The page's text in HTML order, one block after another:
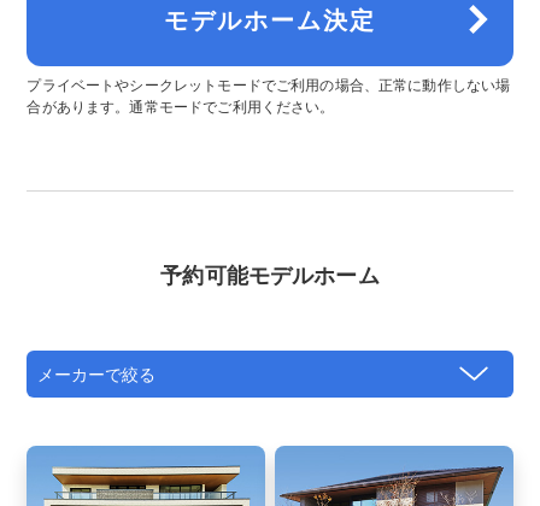
モデルホーム決定
プライベートやシークレットモードでご利用の場合、正常に動作しない場
合があります。通常モードでご利用ください。
予約可能モデルホーム